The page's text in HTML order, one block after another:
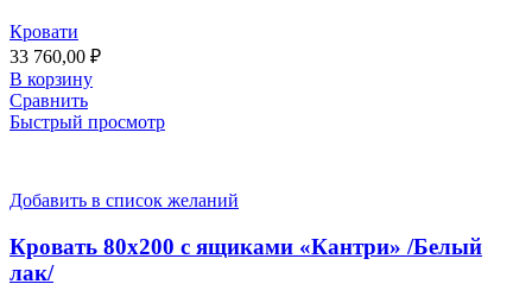
Кровати
33 760,00 ₽
В корзину
Сравнить
Быстрый просмотр
Добавить в список желаний
Кровать 80х200 с ящиками «Кантри» /Белый
лак/